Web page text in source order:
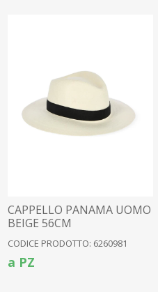
CAPPELLO PANAMA UOMO
BEIGE 56CM
CODICE PRODOTTO: 6260981
a PZ